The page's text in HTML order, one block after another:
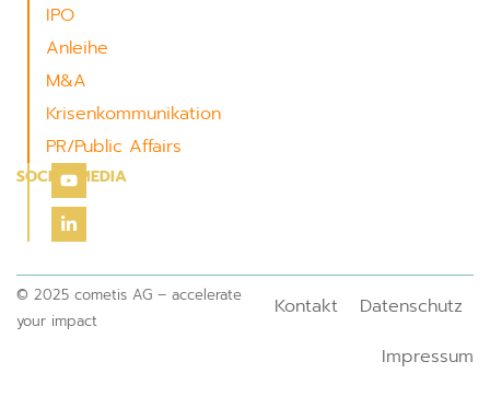
IPO
Anleihe
M&A
Krisenkommunikation
PR/Public Affairs
SOCIAL MEDIA
© 2025 cometis AG – accelerate
your impact
Kontakt
Datenschutz
Impressum